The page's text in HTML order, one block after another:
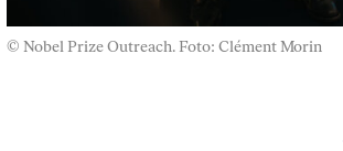
© Nobel Prize Outreach. Foto: Clément Morin